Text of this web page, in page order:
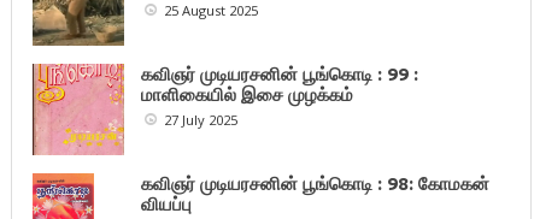
25 August 2025
கவிஞர் முடியரசனின் பூங்கொடி : 99 :
மாளிகையில் இசை முழக்கம்
27 July 2025
கவிஞர் முடியரசனின் பூங்கொடி : 98: கோமகன்
வியப்பு